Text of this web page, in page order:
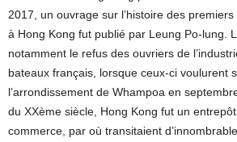
2017, un ouvrage sur l’histoire des
à Hong Kong fut publié par Leung Po-lung.
notamment le refus des ouvriers de
bateaux français, lorsque ceux-ci voulurent
l’arrondissement de Whampoa en
du XXème siècle, Hong Kong fut un
commerce, par où transitaient